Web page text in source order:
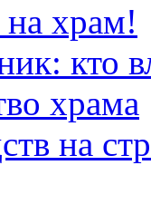
на храм!
кто
храма
на